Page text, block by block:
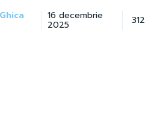
16 decembrie
2025 312